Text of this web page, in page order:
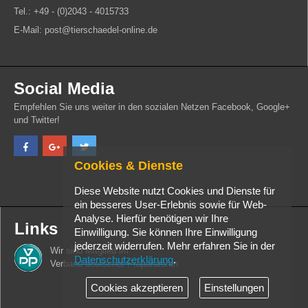
Tel.: +49 - (0)2043 - 4015733
E-Mail: post@tierschaedel-online.de
Social Media
Empfehlen Sie uns weiter in den sozialen Netzen Facebook, Google+
und Twitter!
Links
Wir sind Mitglied im
Verband deutscher Präparatoren
Cookies & Dienste
Diese Website nutzt Cookies und Dienste für
ein besseres User-Erlebnis sowie für Web-
Analyse. Hierfür benötigen wir Ihre
Einwilligung. Sie können Ihre Einwilligung
jederzeit widerrufen. Mehr erfahren Sie in der
Datenschutzerklärung.
Cookies akzeptieren Einstellungen